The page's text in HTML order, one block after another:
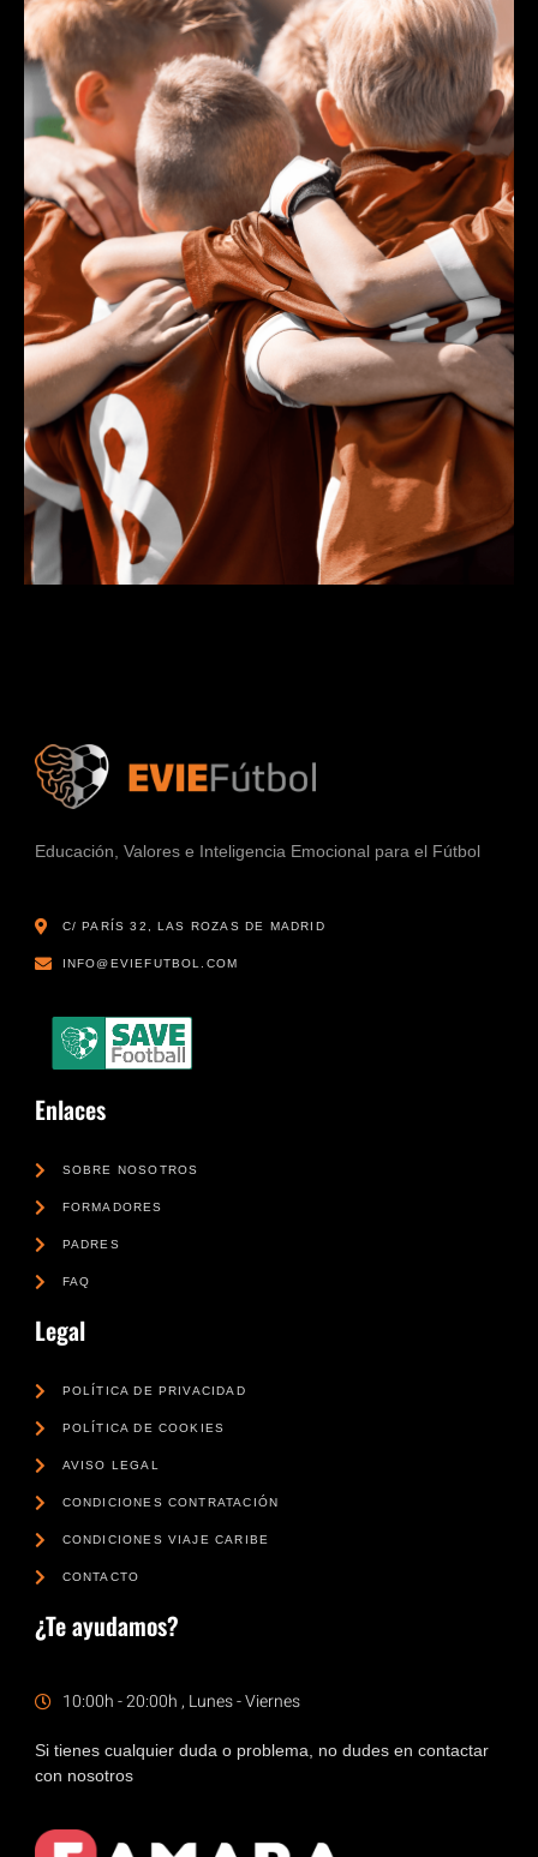
Educación, Valores e Inteligencia Emocional para el Fútbol
C/ PARÍS 32, LAS ROZAS DE MADRID
INFO@EVIEFUTBOL.COM
Enlaces
SOBRE NOSOTROS
FORMADORES
PADRES
FAQ
Legal
POLÍTICA DE PRIVACIDAD
POLÍTICA DE COOKIES
AVISO LEGAL
CONDICIONES CONTRATACIÓN
CONDICIONES VIAJE CARIBE
CONTACTO
¿Te ayudamos?
10:00h - 20:00h , Lunes - Viernes
Si tienes cualquier duda o problema, no dudes en contactar
con nosotros